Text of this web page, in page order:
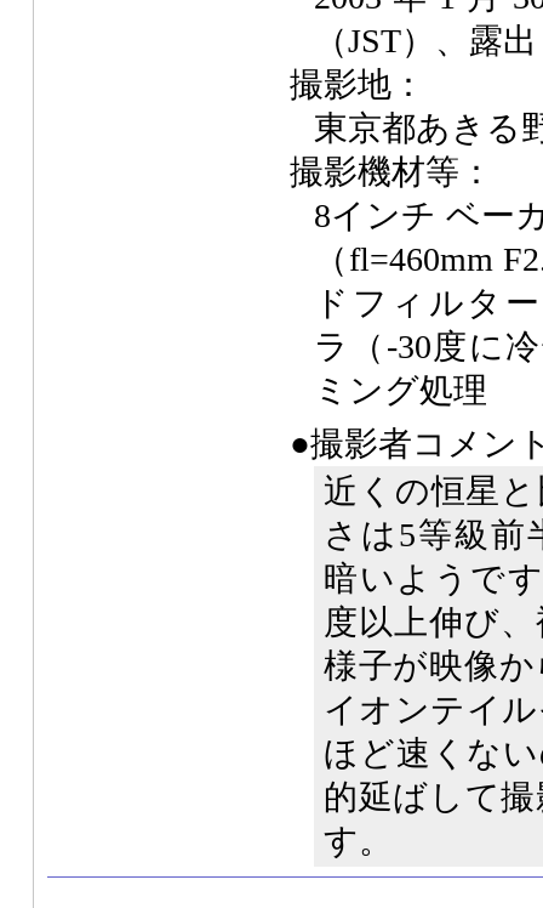
（JST）、露
撮影地：
東京都あきる
撮影機材等：
8インチ ベー
（fl=460mm
ドフィルター
ラ（-30度に
ミング処理
●撮影者コメン
近くの恒星
さは5等級前
暗いようで
度以上伸び
様子が映像
イオンテイ
ほど速くな
的延ばして
す。